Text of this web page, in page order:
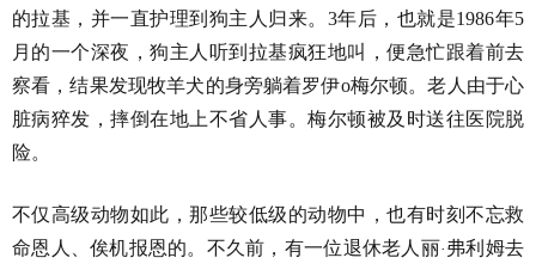
的拉基，并一直护理到狗主人归来。3年后，也就是1986年5
月的一个深夜，狗主人听到拉基疯狂地叫，便急忙跟着前去
察看，结果发现牧羊犬的身旁躺着罗伊o梅尔顿。老人由于心
脏病猝发，摔倒在地上不省人事。梅尔顿被及时送往医院脱
险。
不仅高级动物如此，那些较低级的动物中，也有时刻不忘救
命恩人、俟机报恩的。不久前，有一位退休老人丽· 弗利姆去